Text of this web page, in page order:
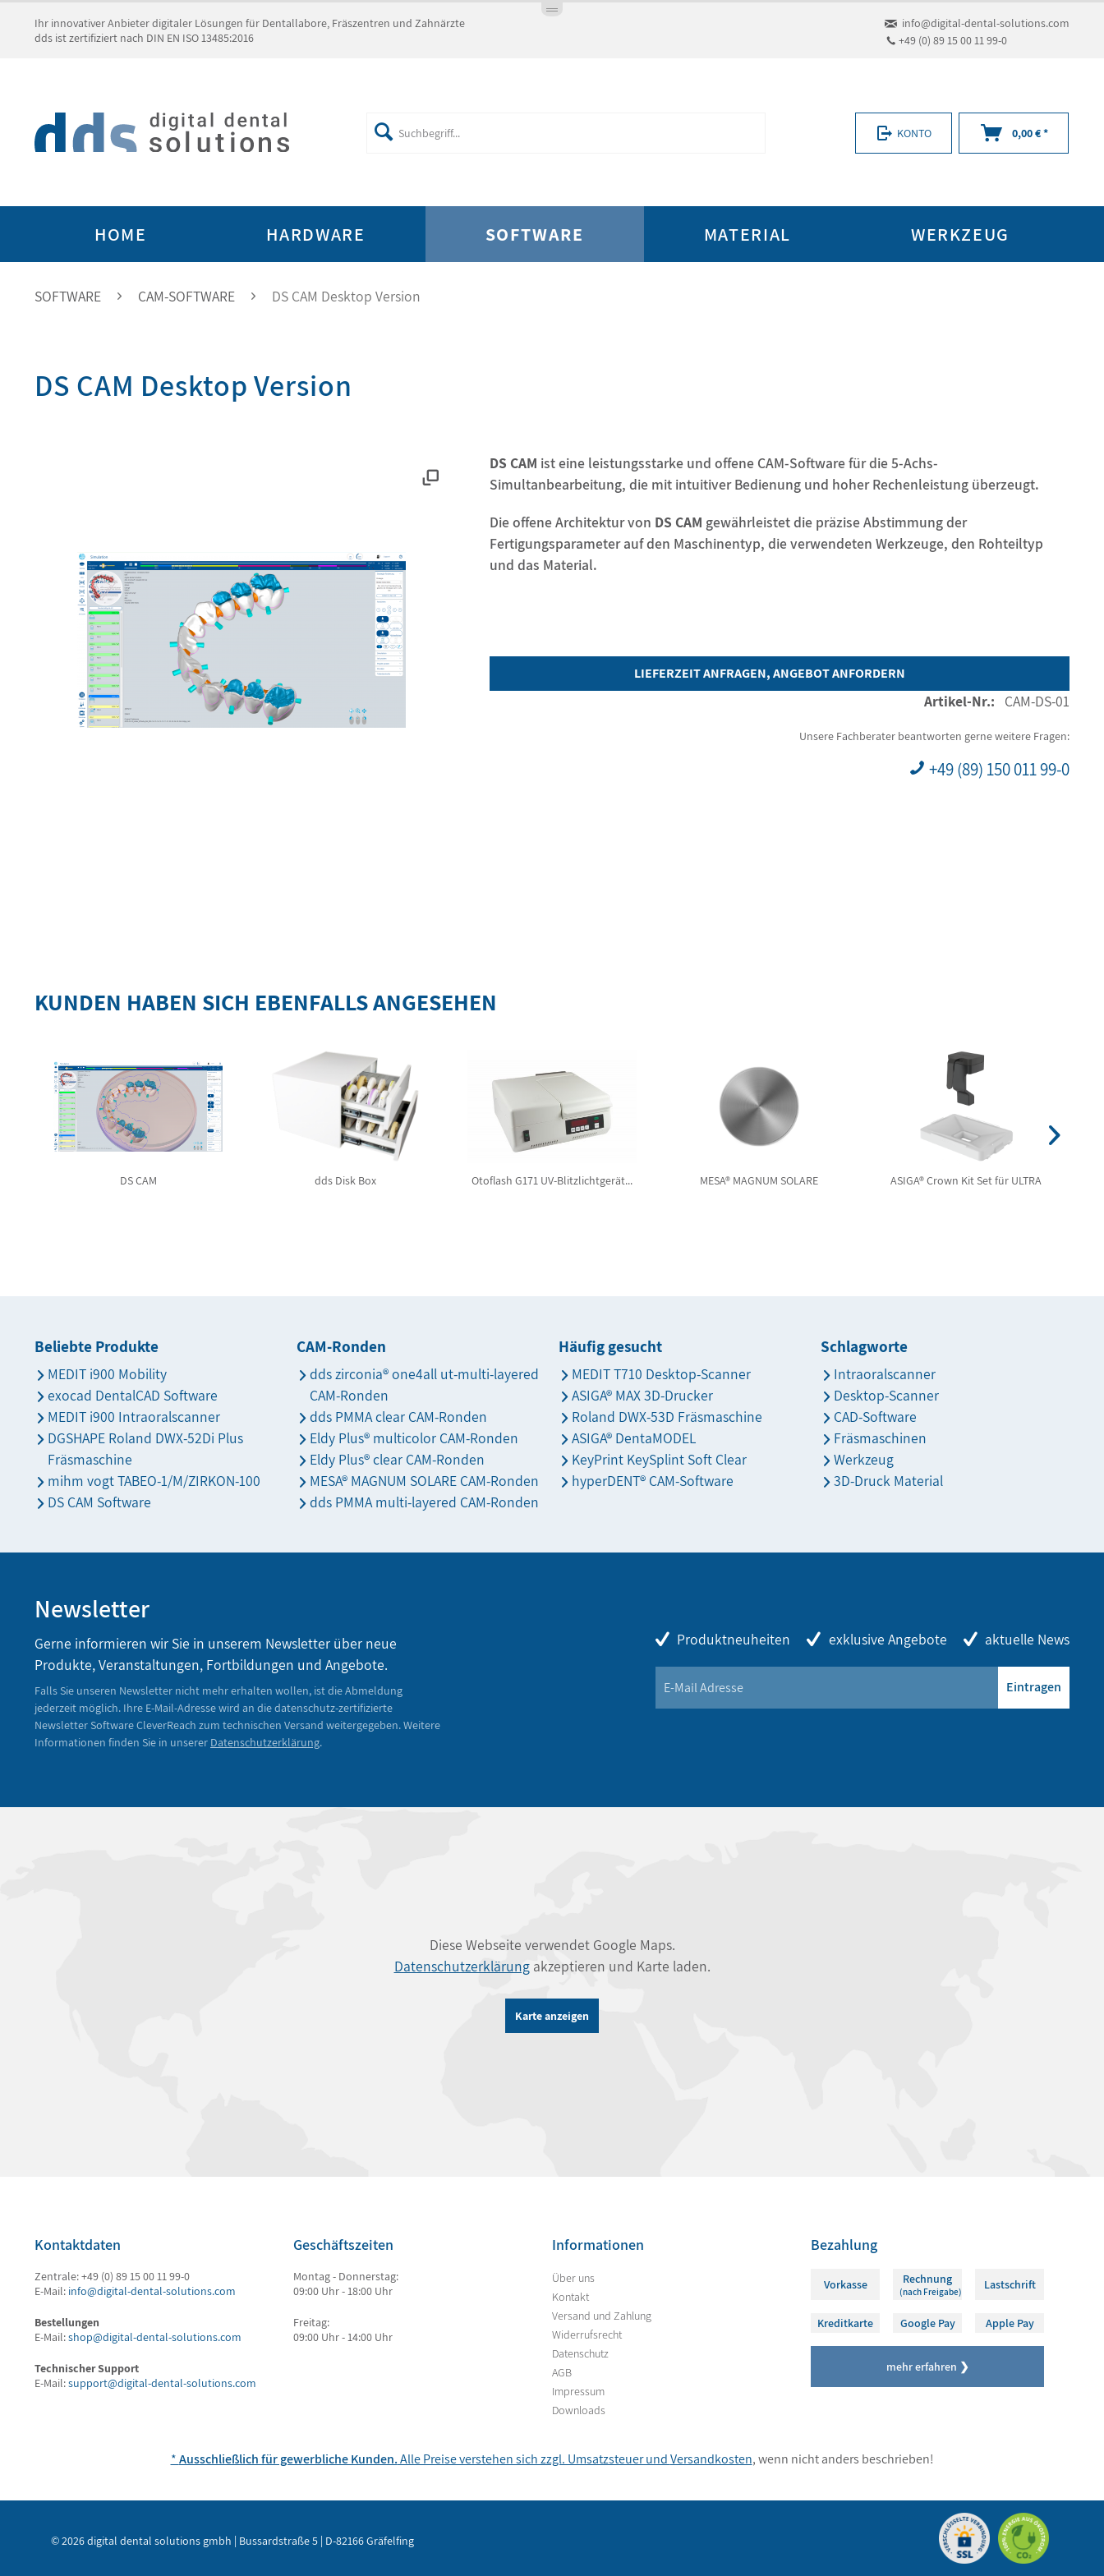
Ihr innovativer Anbieter digitaler Lösungen für Dentallabore, Fräszentren und Zahnärzte
dds ist zertifiziert nach DIN EN ISO 13485:2016
info@digital-dental-solutions.com
+49 (0) 89 15 00 11 99-0
KONTO 0,00 € *
HOME HARDWARE SOFTWARE MATERIAL WERKZEUG
SOFTWARE CAM-SOFTWARE DS CAM Desktop Version
DS CAM Desktop Version
DS CAM ist eine leistungsstarke und offene CAM-Software für die 5-Achs-
Simultanbearbeitung, die mit intuitiver Bedienung und hoher Rechenleistung überzeugt.
Die offene Architektur von DS CAM gewährleistet die präzise Abstimmung der
Fertigungsparameter auf den Maschinentyp, die verwendeten Werkzeuge, den Rohteiltyp
und das Material.
LIEFERZEIT ANFRAGEN, ANGEBOT ANFORDERN
Artikel-Nr.: CAM-DS-01
Unsere Fachberater beantworten gerne weitere Fragen:
+49 (89) 150 011 99-0
KUNDEN HABEN SICH EBENFALLS ANGESEHEN
DS CAM dds Disk Box Otoflash G171 UV-Blitzlichtgerät... MESA® MAGNUM SOLARE ASIGA® Crown Kit Set für ULTRA
Beliebte Produkte
MEDIT i900 Mobility
exocad DentalCAD Software
MEDIT i900 Intraoralscanner
DGSHAPE Roland DWX-52Di Plus
Fräsmaschine
mihm vogt TABEO-1/M/ZIRKON-100
DS CAM Software
CAM-Ronden
dds zirconia® one4all ut-multi-layered
CAM-Ronden
dds PMMA clear CAM-Ronden
Eldy Plus® multicolor CAM-Ronden
Eldy Plus® clear CAM-Ronden
MESA® MAGNUM SOLARE CAM-Ronden
dds PMMA multi-layered CAM-Ronden
Häufig gesucht
MEDIT T710 Desktop-Scanner
ASIGA® MAX 3D-Drucker
Roland DWX-53D Fräsmaschine
ASIGA® DentaMODEL
KeyPrint KeySplint Soft Clear
hyperDENT® CAM-Software
Schlagworte
Intraoralscanner
Desktop-Scanner
CAD-Software
Fräsmaschinen
Werkzeug
3D-Druck Material
Newsletter
Gerne informieren wir Sie in unserem Newsletter über neue
Produkte, Veranstaltungen, Fortbildungen und Angebote.
Falls Sie unseren Newsletter nicht mehr erhalten wollen, ist die Abmeldung
jederzeit möglich. Ihre E-Mail-Adresse wird an die datenschutz-zertifizierte
Newsletter Software CleverReach zum technischen Versand weitergegeben. Weitere
Informationen finden Sie in unserer Datenschutzerklärung.
Produktneuheiten exklusive Angebote aktuelle News
Eintragen
Diese Webseite verwendet Google Maps.
Datenschutzerklärungakzeptieren und Karte laden.
Karte anzeigen
Kontaktdaten
Zentrale: +49 (0) 89 15 00 11 99-0
E-Mail: info@digital-dental-solutions.com
Bestellungen
E-Mail:shop@digital-dental-solutions.com
Technischer Support
E-Mail:support@digital-dental-solutions.com
Geschäftszeiten
Montag - Donnerstag:
09:00 Uhr - 18:00 Uhr
Freitag:
09:00 Uhr - 14:00 Uhr
Informationen
Über uns
Kontakt
Versand und Zahlung
Widerrufsrecht
Datenschutz
AGB
Impressum
Downloads
Bezahlung
Vorkasse Rechnung
(nach Freigabe) Lastschrift
Kreditkarte Google Pay Apple Pay
mehr erfahren ❯
*Ausschließlich für gewerbliche Kunden.Alle Preise verstehen sich zzgl. Umsatzsteuer undVersandkosten, wenn nicht anders beschrieben!
© 2026 digital dental solutions gmbh | Bussardstraße 5 | D-82166 Gräfelfing